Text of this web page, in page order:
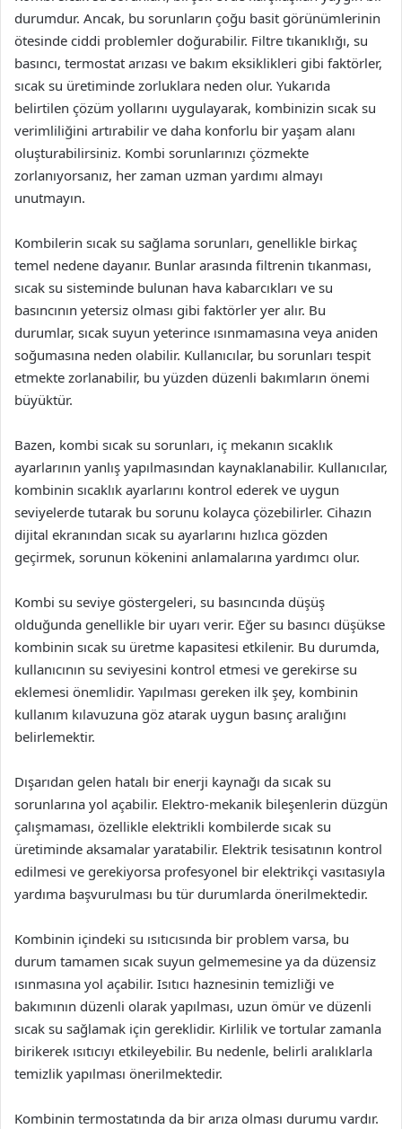
durumdur. Ancak, bu sorunların çoğu basit görünümlerinin
ötesinde ciddi problemler doğurabilir. Filtre tıkanıklığı, su
basıncı, termostat arızası ve bakım eksiklikleri gibi faktörler,
sıcak su üretiminde zorluklara neden olur. Yukarıda
belirtilen çözüm yollarını uygulayarak, kombinizin sıcak su
verimliliğini artırabilir ve daha konforlu bir yaşam alanı
oluşturabilirsiniz. Kombi sorunlarınızı çözmekte
zorlanıyorsanız, her zaman uzman yardımı almayı
unutmayın.
Kombilerin sıcak su sağlama sorunları, genellikle birkaç
temel nedene dayanır. Bunlar arasında filtrenin tıkanması,
sıcak su sisteminde bulunan hava kabarcıkları ve su
basıncının yetersiz olması gibi faktörler yer alır. Bu
durumlar, sıcak suyun yeterince ısınmamasına veya aniden
soğumasına neden olabilir. Kullanıcılar, bu sorunları tespit
etmekte zorlanabilir, bu yüzden düzenli bakımların önemi
büyüktür.
Bazen, kombi sıcak su sorunları, iç mekanın sıcaklık
ayarlarının yanlış yapılmasından kaynaklanabilir. Kullanıcılar,
kombinin sıcaklık ayarlarını kontrol ederek ve uygun
seviyelerde tutarak bu sorunu kolayca çözebilirler. Cihazın
dijital ekranından sıcak su ayarlarını hızlıca gözden
geçirmek, sorunun kökenini anlamalarına yardımcı olur.
Kombi su seviye göstergeleri, su basıncında düşüş
olduğunda genellikle bir uyarı verir. Eğer su basıncı düşükse
kombinin sıcak su üretme kapasitesi etkilenir. Bu durumda,
kullanıcının su seviyesini kontrol etmesi ve gerekirse su
eklemesi önemlidir. Yapılması gereken ilk şey, kombinin
kullanım kılavuzuna göz atarak uygun basınç aralığını
belirlemektir.
Dışarıdan gelen hatalı bir enerji kaynağı da sıcak su
sorunlarına yol açabilir. Elektro-mekanik bileşenlerin düzgün
çalışmaması, özellikle elektrikli kombilerde sıcak su
üretiminde aksamalar yaratabilir. Elektrik tesisatının kontrol
edilmesi ve gerekiyorsa profesyonel bir elektrikçi vasıtasıyla
yardıma başvurulması bu tür durumlarda önerilmektedir.
Kombinin içindeki su ısıtıcısında bir problem varsa, bu
durum tamamen sıcak suyun gelmemesine ya da düzensiz
ısınmasına yol açabilir. Isıtıcı haznesinin temizliği ve
bakımının düzenli olarak yapılması, uzun ömür ve düzenli
sıcak su sağlamak için gereklidir. Kirlilik ve tortular zamanla
birikerek ısıtıcıyı etkileyebilir. Bu nedenle, belirli aralıklarla
temizlik yapılması önerilmektedir.
Kombinin termostatında da bir arıza olması durumu vardır.